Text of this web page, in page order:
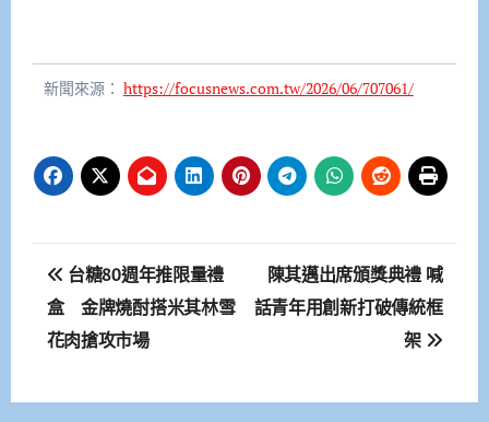
新聞來源： https://focusnews.com.tw/2026/06/707061/
文
章
導
覽
台糖80週年推限量禮
盒 金牌燒酎搭米其林雪
花肉搶攻市場
陳其邁出席頒獎典禮 喊
話青年用創新打破傳統框
架